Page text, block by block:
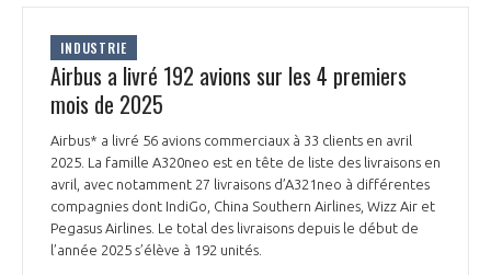
INDUSTRIE
Airbus a livré 192 avions sur les 4 premiers
mois de 2025
Airbus* a livré 56 avions commerciaux à 33 clients en avril
2025. La famille A320neo est en tête de liste des livraisons en
avril, avec notamment 27 livraisons d’A321neo à différentes
compagnies dont IndiGo, China Southern Airlines, Wizz Air et
Pegasus Airlines. Le total des livraisons depuis le début de
l’année 2025 s’élève à 192 unités.